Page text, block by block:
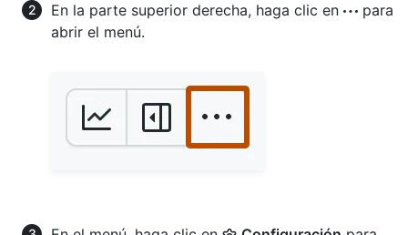
En la parte superior derecha, haga clic en
para
abrir el menú.